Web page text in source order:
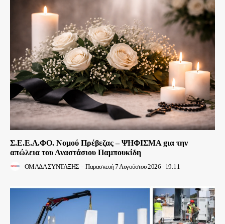
Σ.Ε.Ε.Λ.ΦΟ. Νομού Πρέβεζας – ΨΗΦΙΣΜΑ gια την
απώλεια του Αναστάσιου Παμπουκίδη
ΟΜΑΔΑ ΣΥΝΤΑΞΗΣ - Παρασκευή 7 Αυγούστου 2026 - 19:11